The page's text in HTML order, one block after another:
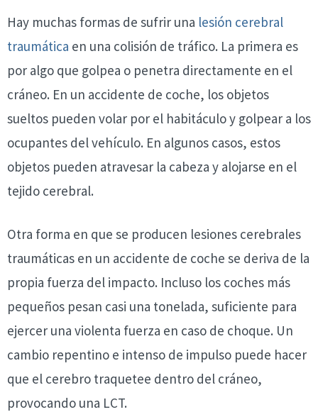
Hay muchas formas de sufrir una lesión cerebral
traumática en una colisión de tráfico. La primera es
por algo que golpea o penetra directamente en el
cráneo. En un accidente de coche, los objetos
sueltos pueden volar por el habitáculo y golpear a los
ocupantes del vehículo. En algunos casos, estos
objetos pueden atravesar la cabeza y alojarse en el
tejido cerebral.
Otra forma en que se producen lesiones cerebrales
traumáticas en un accidente de coche se deriva de la
propia fuerza del impacto. Incluso los coches más
pequeños pesan casi una tonelada, suficiente para
ejercer una violenta fuerza en caso de choque. Un
cambio repentino e intenso de impulso puede hacer
que el cerebro traquetee dentro del cráneo,
provocando una LCT.